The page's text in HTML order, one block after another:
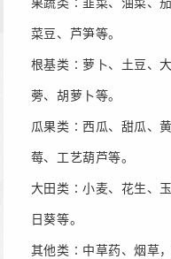
菜豆、芦笋等。
根基类∶萝卜、土豆、
蒡、胡萝卜等。
瓜果类∶西瓜、甜瓜、
莓、工艺葫芦等。
大田类∶小麦、花生、
日葵等。
其他类∶中草药、烟草